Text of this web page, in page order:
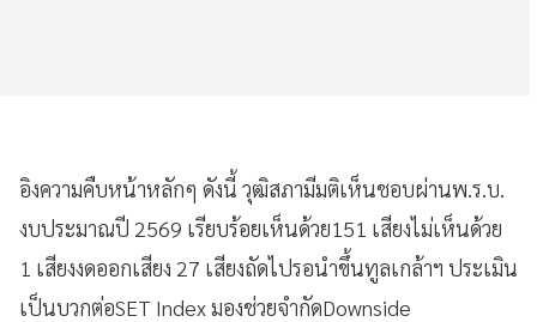
อิงความคืบหน้าหลักๆ ดังนี้ วุฒิสภามีมติเห็นชอบผ่านพ.ร.บ.
งบประมาณปี 2569 เรียบร้อยเห็นด้วย151 เสียงไม่เห็นด้วย
1 เสียงงดออกเสียง 27 เสียงถัดไปรอนำขึ้นทูลเกล้าฯ ประเมิน
เป็นบวกต่อSET Index มองช่วยจำกัดDownside